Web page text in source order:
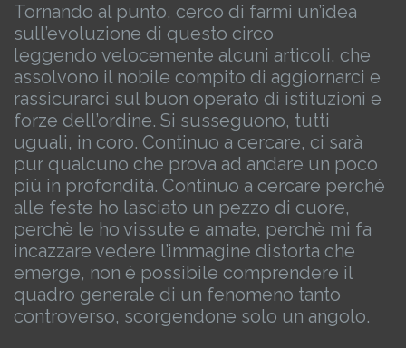
Tornando al punto, cerco di farmi un’idea
sull’evoluzione di questo circo
leggendo velocemente alcuni articoli, che
assolvono il nobile compito di aggiornarci e
rassicurarci sul buon operato di istituzioni e
forze dell’ordine. Si susseguono, tutti
uguali, in coro. Continuo a cercare, ci sarà
pur qualcuno che prova ad andare un poco
più in profondità. Continuo a cercare perchè
alle feste ho lasciato un pezzo di cuore,
perchè le ho vissute e amate, perchè mi fa
incazzare vedere l’immagine distorta che
emerge, non è possibile comprendere il
quadro generale di un fenomeno tanto
controverso, scorgendone solo un angolo.